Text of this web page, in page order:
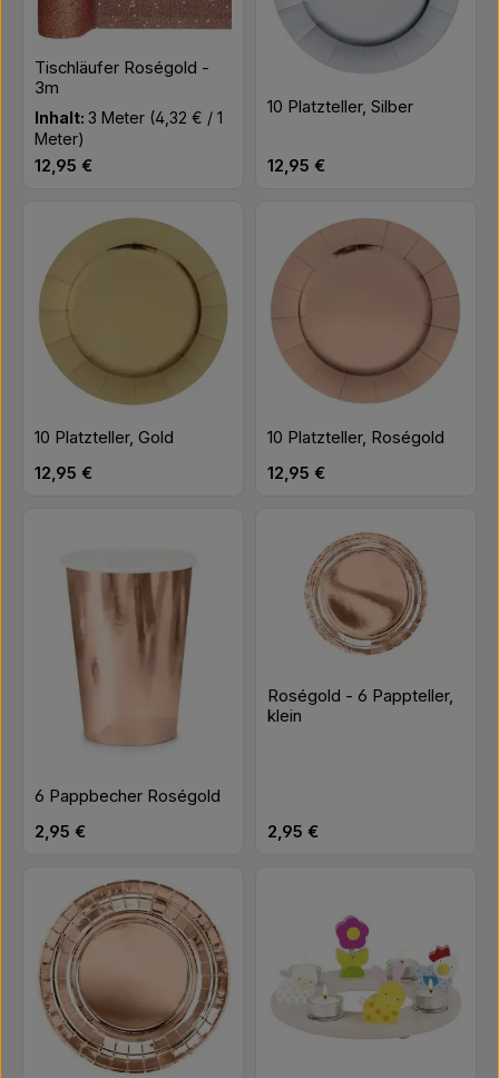
Tischläufer Roségold -
3m
Inhalt:3 Meter (4,32 € / 1
Meter)
Regulärer Preis:
12,95 €
10 Platzteller, Silber
Regulärer Preis:
12,95 €
10 Platzteller, Gold
Regulärer Preis:
12,95 €
10 Platzteller, Roségold
Regulärer Preis:
12,95 €
6 Pappbecher Roségold
Regulärer Preis:
2,95 €
Roségold - 6 Pappteller,
klein
Regulärer Preis:
2,95 €